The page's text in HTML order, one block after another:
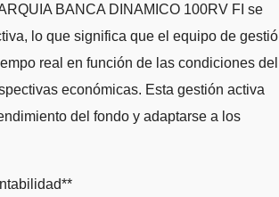
BANCA DINAMICO 100RV FI se
lo que significa que el equipo de
real en función de las condiciones del
económicas. Esta gestión activa
del fondo y adaptarse a los